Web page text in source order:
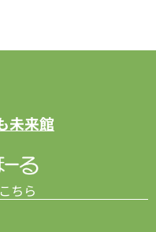
未来館
ちら